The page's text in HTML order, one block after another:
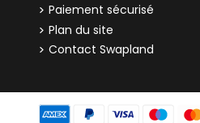
Paiement sécurisé
Plan du site
Contact Swapland